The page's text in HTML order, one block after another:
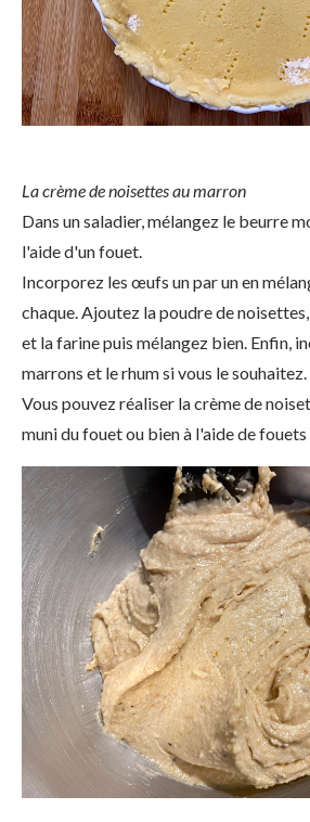
La crème de noisettes au marron
Dans un saladier, mélangez le beurre
l'aide d'un fouet.
Incorporez les œufs un par un en
chaque. Ajoutez la poudre de
et la farine puis mélangez bien. Enfin,
marrons et le rhum si vous le souhaitez.
Vous pouvez réaliser la crème de
muni du fouet ou bien à l'aide de